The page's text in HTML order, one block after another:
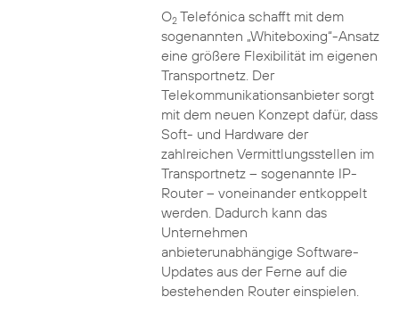
O2Telefónica schafft mit dem
sogenannten „Whiteboxing“-Ansatz
eine größere Flexibilität im eigenen
Transportnetz. Der
Telekommunikationsanbieter sorgt
mit dem neuen Konzept dafür, dass
Soft- und Hardware der
zahlreichen Vermittlungsstellen im
Transportnetz – sogenannte IP-
Router – voneinander entkoppelt
werden. Dadurch kann das
Unternehmen
anbieterunabhängige Software-
Updates aus der Ferne auf die
bestehenden Router einspielen.